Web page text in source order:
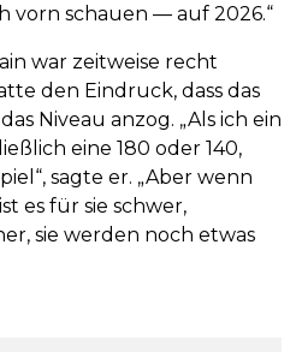
vorn schauen — auf 2026.“
war zeitweise recht
den Eindruck, dass das
Niveau anzog. „Als ich ein
eine 180 oder 140,
sagte er. „Aber wenn
es für sie schwer,
sie werden noch etwas